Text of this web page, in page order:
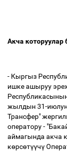
Акча
- Кыргыз
ишке ашыруу
жылдын 31-
Трансфер"
оператору -
аймагында акча
көрсөтүүчү